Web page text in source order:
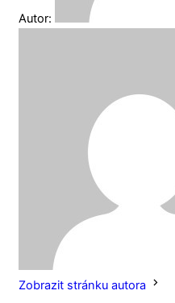
Autor:
Zobrazit stránku autora